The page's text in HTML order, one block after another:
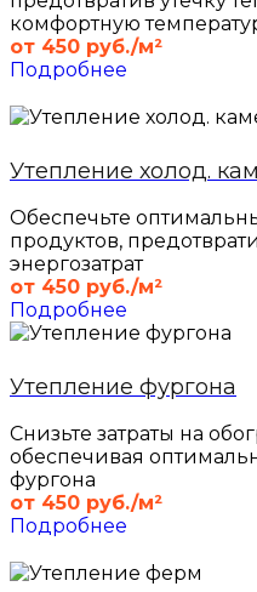
комфортную
от 450 руб./м²
Подробнее
Утепление холод.
Обеспечьте
продуктов,
энергозатрат
от 450 руб./м²
Подробнее
Утепление фургона
Снизьте затраты на
обеспечивая
фургона
от 450 руб./м²
Подробнее